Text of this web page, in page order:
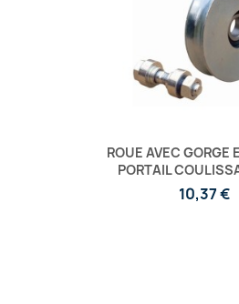
ROUE AVEC GORGE
PORTAIL
10,37 €